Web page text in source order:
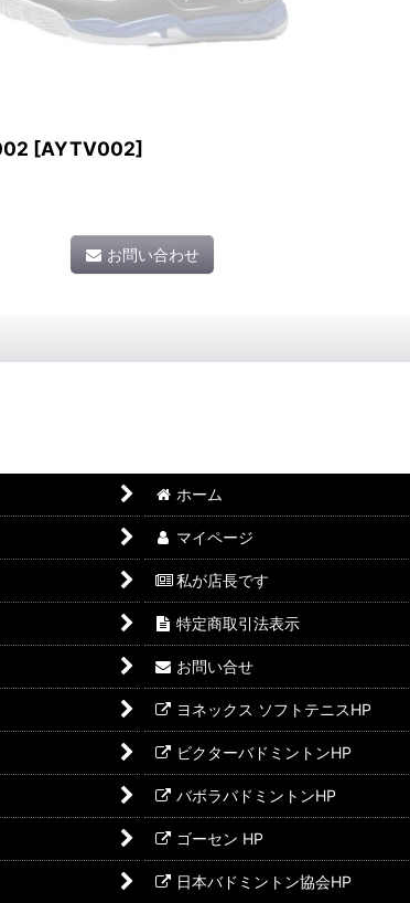
[AYTV002]
お問い合わせ
ホーム
マイページ
私が店長です
特定商取引法表示
お問い合せ
ヨネックス ソフトテニスHP
ビクターバドミントンHP
バボラバドミントンHP
ゴーセン HP
日本バドミントン協会HP